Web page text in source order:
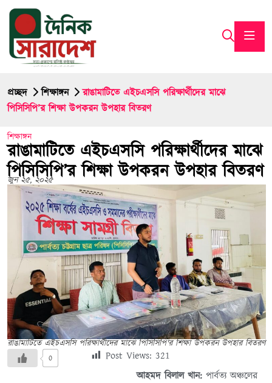
প্রচ্ছদ শিক্ষাঙ্গন
রাঙামাটিতে এইচএসসি পরিক্ষার্থীদের মাঝে
পিসিসিপি’র শিক্ষা উপকরন উপহার বিতরণ
শিক্ষাঙ্গন
রাঙামাটিতে এইচএসসি পরিক্ষার্থীদের মাঝে
পিসিসিপি’র শিক্ষা উপকরন উপহার বিতরণ
জুন ২৫, ২০২৫
রাঙামাটিতে এইচএসসি পরিক্ষার্থীদের মাঝে পিসিসিপি'র শিক্ষা উপকরন উপহার বিতরণ
0 Post Views: 321
আহমদ বিলাল খান: পার্বত্য অঞ্চলের